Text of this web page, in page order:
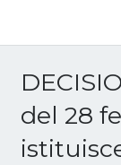
del 28